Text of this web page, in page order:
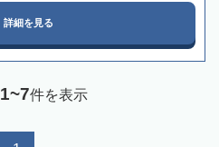
詳細を見る
1~7件を表示